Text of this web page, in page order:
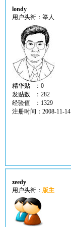
londy
用户头衔：举人
精华贴 ：0
发贴数 ：282
经验值 ：1329
注册时间：2008-11-14
zeedy
用户头衔： 版主